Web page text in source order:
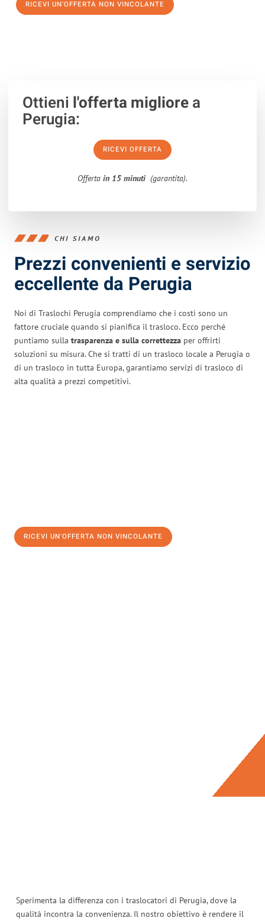
RICEVI UN'OFFERTA NON VINCOLANTE
Ottieni l'offerta migliorea
Perugia:
RICEVI OFFERTA
Offerta in 15 minuti (garantita).
CHI SIAMO
Prezzi convenienti e servizio
eccellente da Perugia
Noi di Traslochi Perugia comprendiamo che i costi sono un
fattore cruciale quando si pianifica il trasloco. Ecco perché
puntiamo sulla trasparenza e sulla correttezza per offrirti
soluzioni su misura. Che si tratti di un trasloco locale a Perugia o
di un trasloco in tutta Europa, garantiamo servizi di trasloco di
alta qualità a prezzi competitivi.
RICEVI UN'OFFERTA NON VINCOLANTE
Sperimenta la differenza con i traslocatori di Perugia, dove la
qualità incontra la convenienza. Il nostro obiettivo è rendere il